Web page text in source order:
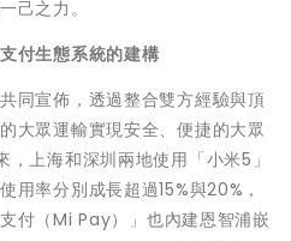
己之力。
付生態系統的建構
同宣佈，透過整合雙方經驗與頂
大眾運輸實現安全、便捷的大眾
上海和深圳兩地使用「小米5」
用率分別成長超過15%與20%，
付（Mi Pay）」也內建恩智浦嵌